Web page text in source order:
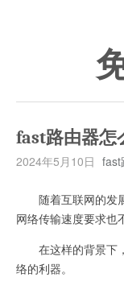
fast路由器怎
2024年5月10日 fast
随着互联网的发展
网络传输速度要求也
在这样的背景下，
络的利器。